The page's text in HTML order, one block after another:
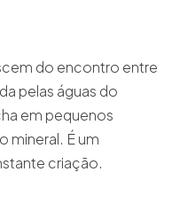
do encontro entre
pelas águas do
em pequenos
mineral. É um
criação.